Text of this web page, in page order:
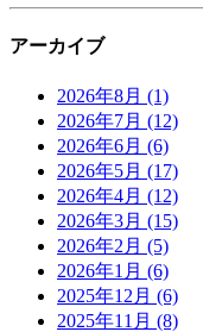
アーカイブ
2026年8月 (1)
2026年7月 (12)
2026年6月 (6)
2026年5月 (17)
2026年4月 (12)
2026年3月 (15)
2026年2月 (5)
2026年1月 (6)
2025年12月 (6)
2025年11月 (8)